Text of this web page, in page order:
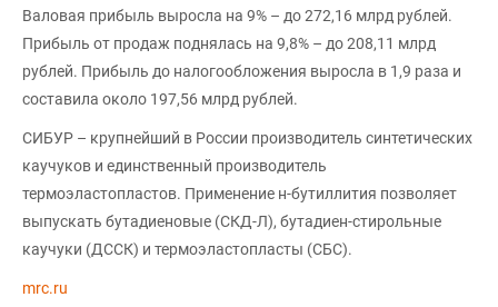
Валовая прибыль выросла на 9% – до 272,16 млрд рублей.
Прибыль от продаж поднялась на 9,8% – до 208,11 млрд
рублей. Прибыль до налогообложения выросла в 1,9 раза и
составила около 197,56 млрд рублей.
СИБУР – крупнейший в России производитель синтетических
каучуков и единственный производитель
термоэластопластов. Применение н-бутиллития позволяет
выпускать бутадиеновые (СКД-Л), бутадиен-стирольные
каучуки (ДССК) и термоэластопласты (СБС).
mrc.ru